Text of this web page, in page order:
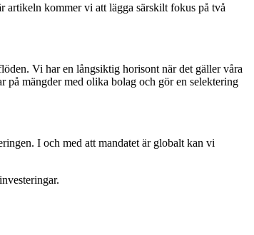
artikeln kommer vi att lägga särskilt fokus på två
Vi har en långsiktig horisont när det gäller våra
mängder med olika bolag och gör en selektering
I och med att mandatet är globalt kan vi